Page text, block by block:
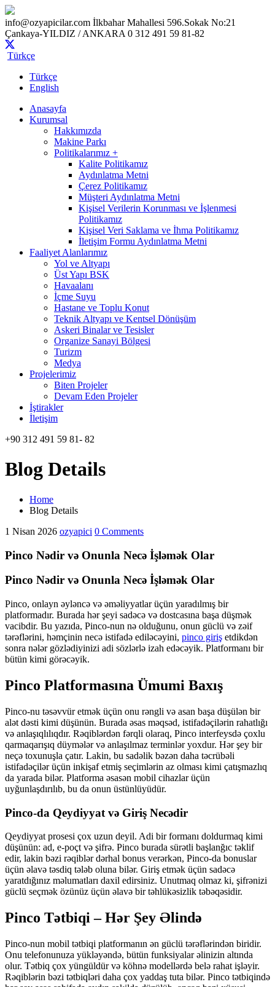
info@ozyapicilar.com İlkbahar Mahallesi 596.Sokak No:21
Çankaya-YILDIZ / ANKARA 0 312 491 59 81-82
Türkçe
Türkçe
English
Anasayfa
Kurumsal
Hakkımızda
Makine Parkı
Politikalarımız +
Kalite Politikamız
Aydınlatma Metni
Çerez Politikamız
Müşteri Aydınlatma Metni
Kişisel Verilerin Korunması ve İşlenmesi
Politikamız
Kişisel Veri Saklama ve İhma Politikamız
İletişim Formu Aydınlatma Metni
Faaliyet Alanlarımız
Yol ve Altyapı
Üst Yapı BSK
Havaalanı
İçme Suyu
Hastane ve Toplu Konut
Teknik Altyapı ve Kentsel Dönüşüm
Askeri Binalar ve Tesisler
Organize Sanayi Bölgesi
Turizm
Medya
Projelerimiz
Biten Projeler
Devam Eden Projeler
İştirakler
İletişim
+90 312 491 59 81- 82
Blog Details
Home
Blog Details
1 Nisan 2026 ozyapici 0 Comments
Pinco Nədir və Onunla Necə İşləmək Olar
Pinco Nədir və Onunla Necə İşləmək Olar
Pinco, onlayn əyləncə və əməliyyatlar üçün yaradılmış bir
platformadır. Burada hər şeyi sadəcə və dostcasına başa düşmək
vacibdir. Bu yazıda, Pinco-nun nə olduğunu, onun güclü və zəif
tərəflərini, həmçinin necə istifadə ediləcəyini, pinco giriş etdikdən
sonra nələr gözlədiyinizi adi sözlərlə izah edəcəyik. Platformanı bir
bütün kimi görəcəyik.
Pinco Platformasına Ümumi Baxış
Pinco-nu təsəvvür etmək üçün onu rəngli və asan başa düşülən bir
alət dəsti kimi düşünün. Burada əsas məqsəd, istifadəçilərin rahatlığı
və anlaşıqlılıqdır. Rəqiblərdən fərqli olaraq, Pinco interfeysdə çoxlu
qarmaqarışıq düymələr və anlaşılmaz terminlər yoxdur. Hər şey bir
neçə toxunuşla çatır. Lakin, bu sadəlik bəzən daha təcrübəli
istifadəçilər üçün inkişaf etmiş seçimlərin az olması kimi çatışmazlıq
da yarada bilər. Platforma əsasən mobil cihazlar üçün
uyğunlaşdırılıb, bu da onun üstünlüyüdür.
Pinco-da Qeydiyyat və Giriş Necədir
Qeydiyyat prosesi çox uzun deyil. Adi bir formanı doldurmaq kimi
düşünün: ad, e-poçt və şifrə. Pinco burada sürətli başlanğıc təklif
edir, lakin bəzi rəqiblər dərhal bonus verərkən, Pinco-da bonuslar
üçün əlavə təsdiq tələb oluna bilər. Giriş etmək üçün sadəcə
yaratdığınız məlumatları daxil edirsiniz. Unutmaq olmaz ki, şifrənizi
güclü seçmək özünüz üçün əlavə bir təhlükəsizlik təbəqəsidir.
Pinco Tətbiqi – Hər Şey Əlində
Pinco-nun mobil tətbiqi platformanın ən güclü tərəflərindən biridir.
Onu telefonunuza yükləyəndə, bütün funksiyalar əlinizin altında
olur. Tətbiq çox yüngüldür və köhnə modellərdə belə rahat işləyir.
Rəqiblərin bəzi tətbiqləri daha çox yaddaş tuta bilər. Pinco tətbiqində